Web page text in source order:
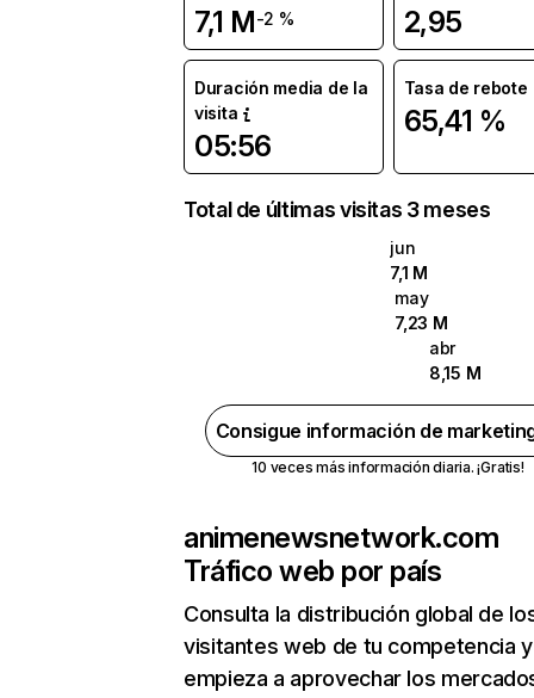
7,1 M-2 % 2,95
Duración media de la
visita
05:56
Tasa de rebote
65,41 %
Total de últimas visitas 3 meses
jun
7,1 M
may
7,23 M
abr
8,15 M
Consigue información de
10 veces más información diaria. ¡Gratis!
animenewsnetwork.com
Tráfico web por país
Consulta la distribución global de
visitantes web de tu competencia y
empieza a aprovechar los